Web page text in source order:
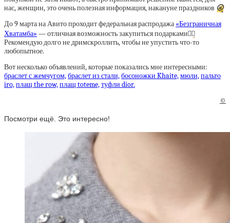
нас, женщин, это очень полезная информация, накануне праздников 🌝
До 9 марта на Авито проходит федеральная распродажа «Безграничная
Хватамба» — отличная возможность закупиться подарками👌🏼
Рекомендую долго не дримскроллить, чтобы не упустить что-то
любопытное.
Вот несколько объявлений, которые показались мне интересными:
браслет с жемчугом,браслет из стали,босоножки Khaite,мюли,пальто
iro,плащ the row,плащ toteme,туфли dior.
©
Посмотри ещё. Это интересно!